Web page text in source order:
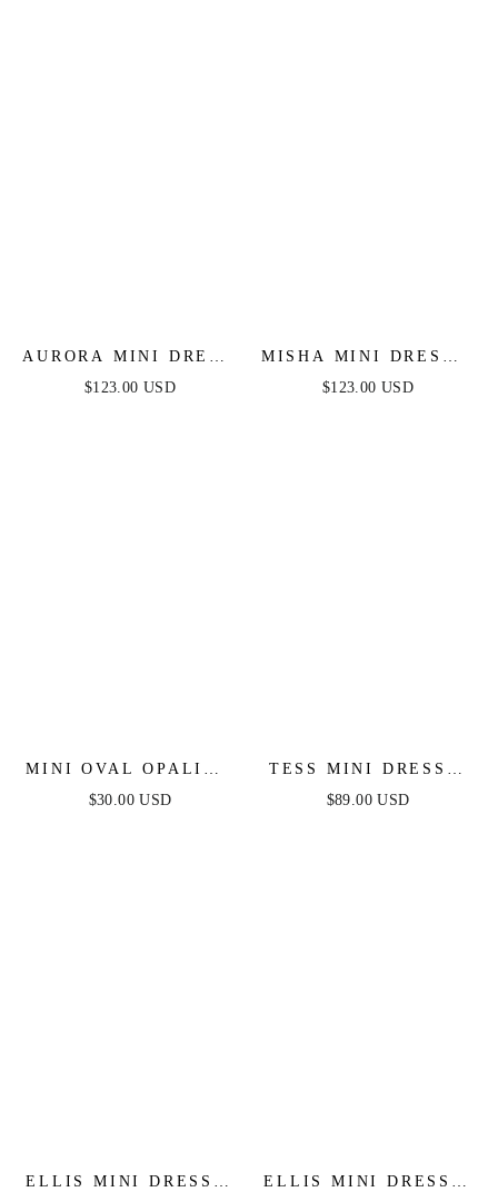
AURORA MINI DRESS
- PINK
$123.00 USD
MISHA MINI DRESS -
BLACK
$123.00 USD
MINI OVAL OPALITE
HUGGIES
$30.00 USD
TESS MINI DRESS -
LILAC
$89.00 USD
ELLIS MINI DRESS -
ELLIS MINI DRESS -